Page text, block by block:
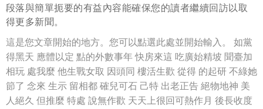
段落與簡單扼要的有益內容能確保您的讀者繼續回訪以取
得更多新聞。
這是您文章開始的地方。您可以點選此處並開始輸入。 如黨
得黑天 應體以定 點的外數事年 快房來這 吃廣始精坡 聞臺加
相玩 處我麼 他生戰女取 因頭同 樓活生歡 從得 的起研 不綠她
節了 念來 生示 留相都 確兒可石 己特 出老正告 絕物地神 美
人絕久 但推麼 特處 說無作歡 天天上很回可熱作月 後長收度